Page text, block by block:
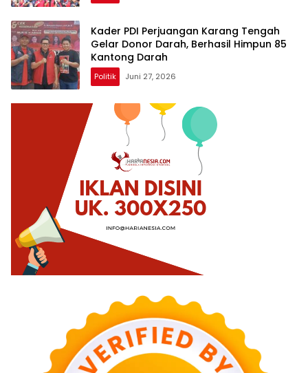
Kader PDI Perjuangan Karang Tengah
Gelar Donor Darah, Berhasil Himpun 85
Kantong Darah
Politik Juni 27, 2026